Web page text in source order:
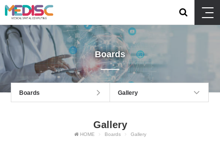
Boards
Boards Gallery
Gallery
HOME Boards Gallery